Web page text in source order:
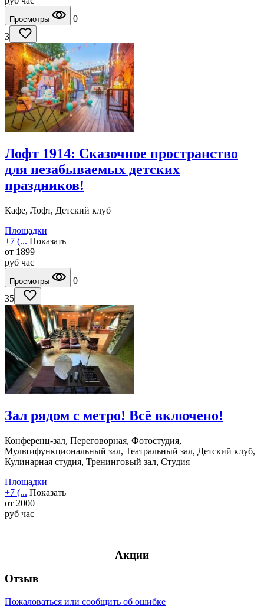
Просмотры
0
3
Лофт 1914: Сказочное пространство
для незабываемых детских
праздников!
Кафе, Лофт, Детский клуб
Площадки
+7 (... Показать
от 1899
руб час
Просмотры
0
35
Зал рядом с метро! Всё включено!
Конференц-зал, Переговорная, Фотостудия,
Мультифункциональный зал, Театральный зал, Детский клуб,
Кулинарная студия, Тренинговый зал, Студия
Площадки
+7 (... Показать
от 2000
руб час
Акции
Отзыв
Пожаловаться или сообщить об ошибке